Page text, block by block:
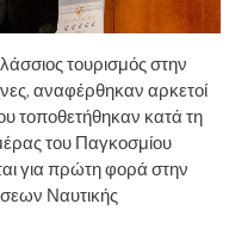
τουρισμός στην
αναφέρθηκαν αρκετοί
τοποθετήθηκαν κατά τη
του Παγκοσμίου
για πρώτη φορά στην
Ναυτικής